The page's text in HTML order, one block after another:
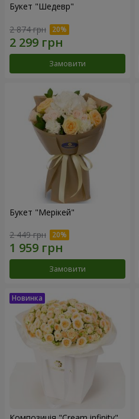
Букет "Шедевр"
2 874 грн
Замовити
Букет "Мерікей"
2 449 грн
Замовити